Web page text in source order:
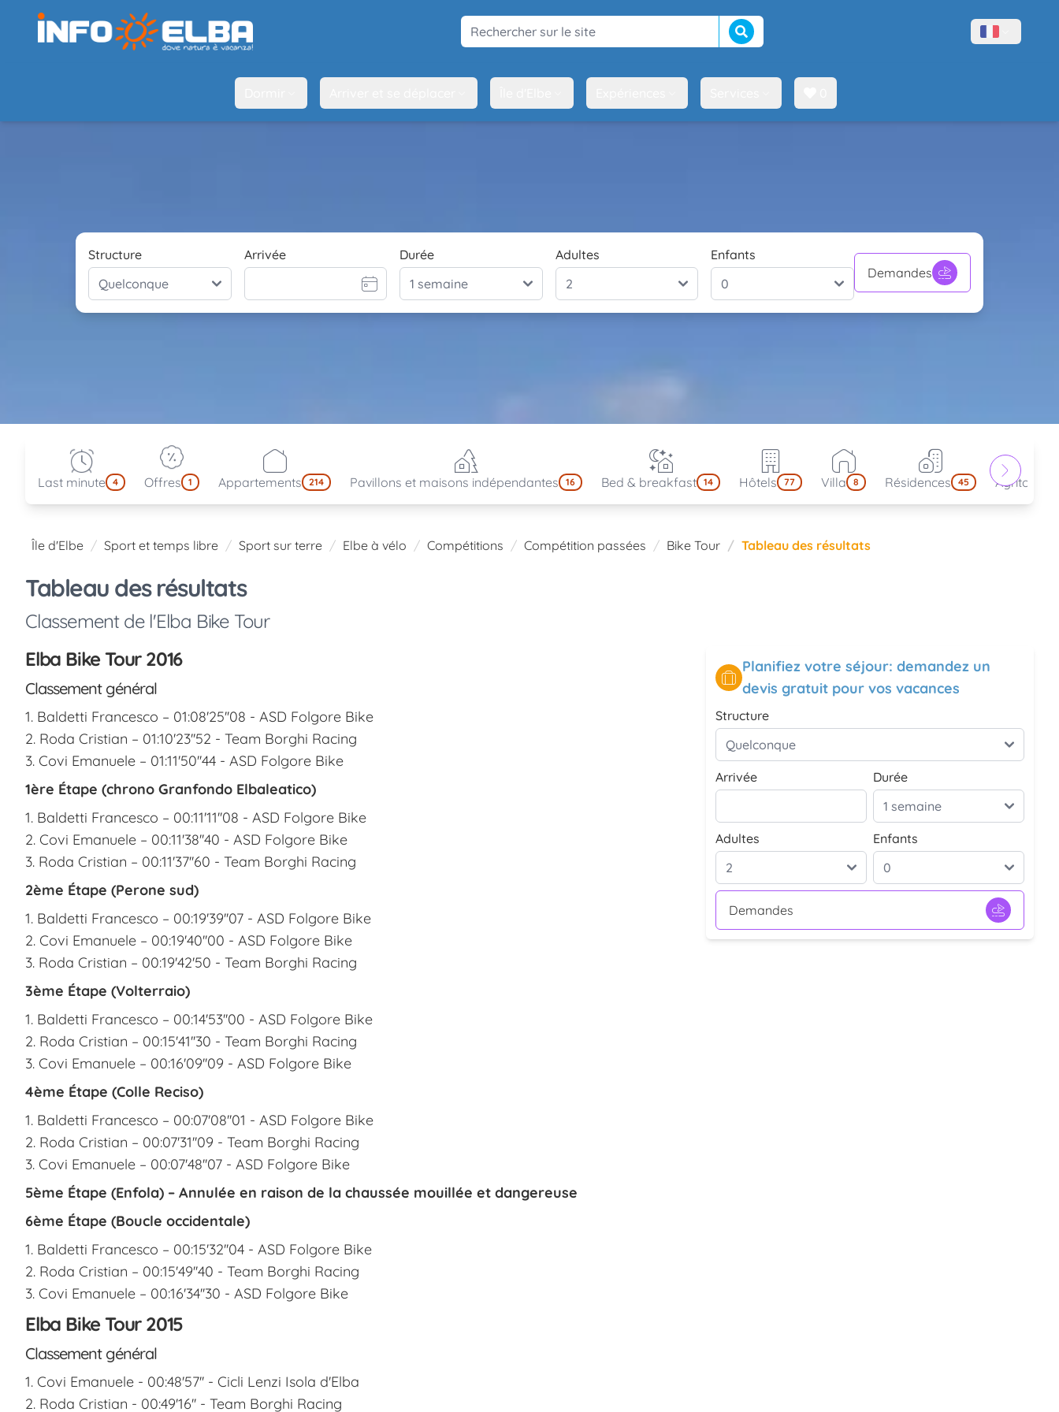
Rechercher sur le site Lancer la recherche Menù lingue
Structure Arrivée Durée Adultes
Enfants
Demandes
Last minute 4 Offres 1 Appartements 214 Pavillons et maisons indépendantes 16 Bed & breakfast 14 Hôtels 77 Villa 8 Résidences 45
Île d'Elbe Sport et temps libre Sport sur terre Elbe à vélo Compétitions Compétition passées Bike Tour Tableau des résultats
Tableau des résultats
Classement de l'Elba Bike Tour
Elba Bike Tour 2016
Classement général
1. Baldetti Francesco – 01:08'25''08 - ASD Folgore Bike
2. Roda Cristian – 01:10'23''52 - Team Borghi Racing
3. Covi Emanuele – 01:11'50''44 - ASD Folgore Bike
1ère Étape (chrono Granfondo Elbaleatico)
1. Baldetti Francesco – 00:11'11''08 - ASD Folgore Bike
2. Covi Emanuele – 00:11'38''40 - ASD Folgore Bike
3. Roda Cristian – 00:11'37''60 - Team Borghi Racing
2ème Étape (Perone sud)
1. Baldetti Francesco – 00:19'39''07 - ASD Folgore Bike
2. Covi Emanuele – 00:19'40''00 - ASD Folgore Bike
3. Roda Cristian – 00:19'42'50 - Team Borghi Racing
3ème Étape (Volterraio)
1. Baldetti Francesco – 00:14'53''00 - ASD Folgore Bike
2. Roda Cristian – 00:15'41''30 - Team Borghi Racing
3. Covi Emanuele – 00:16'09''09 - ASD Folgore Bike
4ème Étape (Colle Reciso)
1. Baldetti Francesco – 00:07'08''01 - ASD Folgore Bike
2. Roda Cristian – 00:07'31''09 - Team Borghi Racing
3. Covi Emanuele – 00:07'48''07 - ASD Folgore Bike
5ème Étape (Enfola) – Annulée en raison de la chaussée mouillée et dangereuse
6ème Étape (Boucle occidentale)
1. Baldetti Francesco – 00:15'32''04 - ASD Folgore Bike
2. Roda Cristian – 00:15'49''40 - Team Borghi Racing
3. Covi Emanuele – 00:16'34''30 - ASD Folgore Bike
Elba Bike Tour 2015
Classement général
1. Covi Emanuele - 00:48'57'' - Cicli Lenzi Isola d'Elba
2. Roda Cristian - 00:49'16'' - Team Borghi Racing
Planifiez votre séjour: demandez un
devis gratuit pour vos vacances
Structure
Arrivée Durée
Adultes Enfants
Demandes